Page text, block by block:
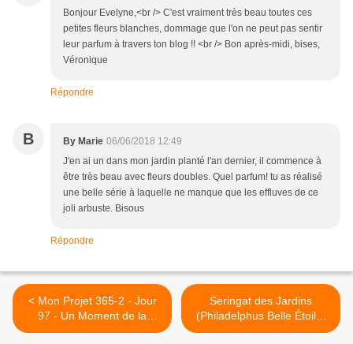
Bonjour Evelyne,<br /> C'est vraiment très beau toutes ces
petites fleurs blanches, dommage que l'on ne peut pas sentir
leur parfum à travers ton blog !! <br /> Bon après-midi, bises,
Véronique
Répondre
B By Marie 06/06/2018 12:49
J'en ai un dans mon jardin planté l'an dernier, il commence à
être très beau avec fleurs doubles. Quel parfum! tu as réalisé
une belle série à laquelle ne manque que les effluves de ce
joli arbuste. Bisous
Répondre
< Mon Projet 365-2 - Jour
97 - Un Moment de la
Journée.. - "À l'Heure du
Seringat des Jardins
(Philadelphus Belle Étoile)
@Mantes-la-Jolie >